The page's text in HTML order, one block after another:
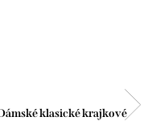
klasické krajkové